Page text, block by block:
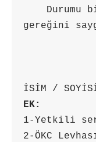
gereğini
EK:
1-Yetkili
2-ÖKC